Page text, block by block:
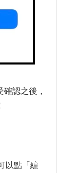
認之後，
以點「編